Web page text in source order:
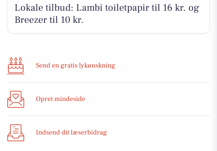
Lokale tilbud: Lambi toiletpapir til 16 kr. og
Breezer til 10 kr.
Send en gratis lykønskning
Opret mindeside
Indsend dit læserbidrag